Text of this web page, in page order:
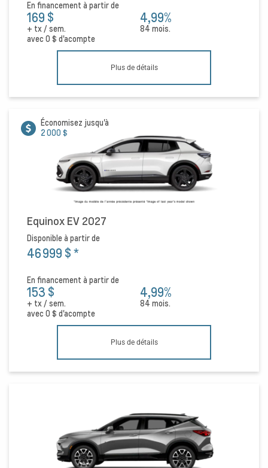
En financement à partir de
169 $
+ tx / sem.
4,99%
84 mois.
avec0 $ d'acompte
Plus de détails
Économisez jusqu'à
2 000 $
Equinox EV 2027
Disponible à partir de
46 999 $*
En financement à partir de
153 $
+ tx / sem.
4,99%
84 mois.
avec0 $ d'acompte
Plus de détails